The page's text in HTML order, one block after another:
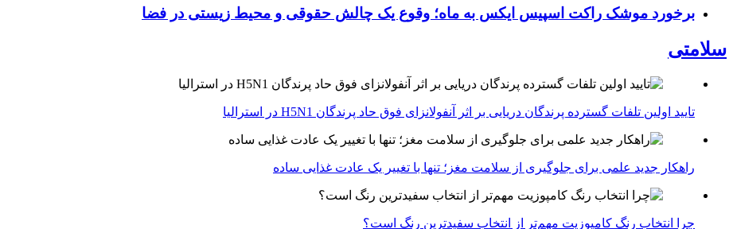
برخورد موشک راکت اسپیس ایکس به ماه؛ وقوع یک چالش حقوقی و محیط زیستی در فضا
سلامتی
تایید اولین تلفات گسترده پرندگان دریایی بر اثر آنفولانزای فوق حاد پرندگان H5N1 در استرالیا
راهکار جدید علمی برای جلوگیری از سلامت مغز؛ تنها با تغییر یک عادت غذایی ساده
چرا انتخاب رنگ کامپوزیت مهم‌تر از انتخاب سفیدترین رنگ است؟